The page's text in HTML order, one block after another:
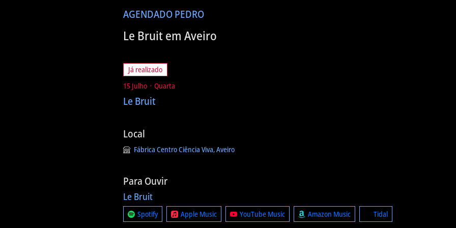
AGENDADO PEDRO
Le Bruit em Aveiro
Já realizado
15 Julho ᛫ Quarta
Le Bruit
Local
Fábrica Centro Ciência Viva, Aveiro
Para Ouvir
Le Bruit
Spotify Apple Music YouTube Music Amazon Music Tidal